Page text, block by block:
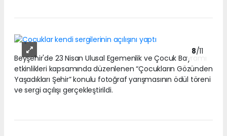
8/11
Beyşehir'de 23 Nisan Ulusal Egemenlik ve Çocuk Bayramı
etkinlikleri kapsamında düzenlenen “Çocukların Gözünden
Yaşadıkları Şehir” konulu fotoğraf yarışmasının ödül töreni
ve sergi açılışı gerçekleştirildi.